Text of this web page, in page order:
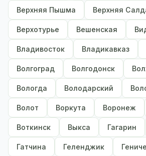
Верхняя Пышма Верхняя
Верхотурье Вешенская
Владивосток Владикавказ
Волгоград Волгодонск
Вологда Володарский
Волот Воркута Воронеж
Воткинск Выкса Гагарин
Гатчина Геленджик